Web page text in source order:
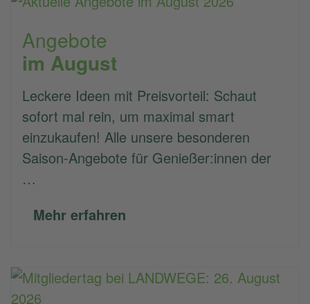
Angebote
im August
Leckere Ideen mit Preisvorteil: Schaut
sofort mal rein, um maximal smart
einzukaufen! Alle unsere besonderen
Saison-Angebote für Genießer:innen der
…
Mehr erfahren